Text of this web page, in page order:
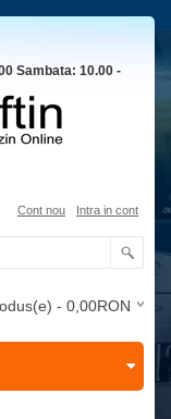
Sambata: 10.00 -
Cont nou Intra in cont
- 0,00RON